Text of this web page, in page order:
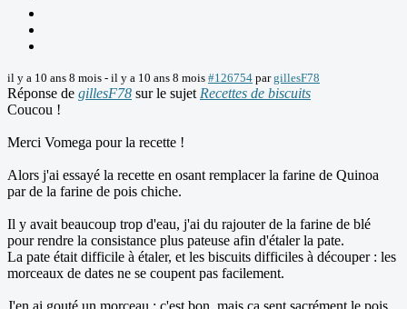
il y a 10 ans 8 mois - il y a 10 ans 8 mois #126754 pargillesF78
Réponse de gillesF78 sur le sujet Recettes de biscuits
Coucou !
Merci Vomega pour la recette !
Alors j'ai essayé la recette en osant remplacer la farine de Quinoa
par de la farine de pois chiche.
Il y avait beaucoup trop d'eau, j'ai du rajouter de la farine de blé
pour rendre la consistance plus pateuse afin d'étaler la pate.
La pate était difficile à étaler, et les biscuits difficiles à découper : les
morceaux de dates ne se coupent pas facilement.